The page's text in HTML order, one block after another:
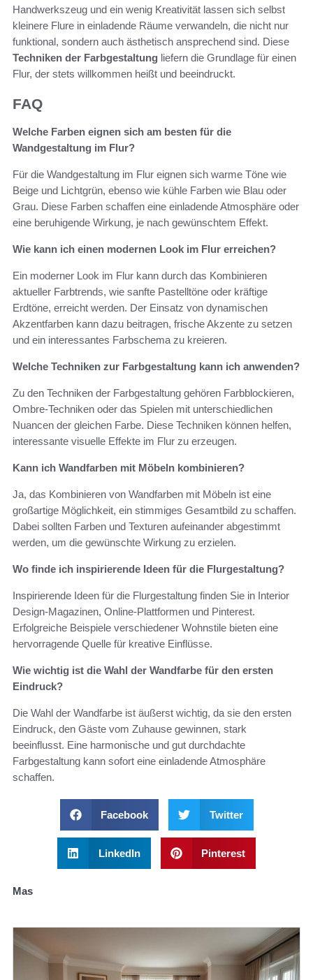
Handwerkszeug und ein wenig Kreativität lassen sich selbst
kleinere Flure in einladende Räume verwandeln, die nicht nur
funktional, sondern auch ästhetisch ansprechend sind. Diese
Techniken der Farbgestaltung liefern die Grundlage für einen
Flur, der stets willkommen heißt und beeindruckt.
FAQ
Welche Farben eignen sich am besten für die
Wandgestaltung im Flur?
Für die Wandgestaltung im Flur eignen sich warme Töne wie
Beige und Lichtgrün, ebenso wie kühle Farben wie Blau oder
Grau. Diese Farben schaffen eine einladende Atmosphäre oder
eine beruhigende Wirkung, je nach gewünschtem Effekt.
Wie kann ich einen modernen Look im Flur erreichen?
Ein moderner Look im Flur kann durch das Kombinieren
aktueller Farbtrends, wie sanfte Pastelltöne oder kräftige
Erdtöne, erreicht werden. Der Einsatz von dynamischen
Akzentfarben kann dazu beitragen, frische Akzente zu setzen
und ein interessantes Farbschema zu kreieren.
Welche Techniken zur Farbgestaltung kann ich anwenden?
Zu den Techniken der Farbgestaltung gehören Farbblockieren,
Ombre-Techniken oder das Spielen mit unterschiedlichen
Nuancen der gleichen Farbe. Diese Techniken können helfen,
interessante visuelle Effekte im Flur zu erzeugen.
Kann ich Wandfarben mit Möbeln kombinieren?
Ja, das Kombinieren von Wandfarben mit Möbeln ist eine
großartige Möglichkeit, ein stimmiges Gesamtbild zu schaffen.
Dabei sollten Farben und Texturen aufeinander abgestimmt
werden, um die gewünschte Wirkung zu erzielen.
Wo finde ich inspirierende Ideen für die Flurgestaltung?
Inspirierende Ideen für die Flurgestaltung finden Sie in Interior
Design-Magazinen, Online-Plattformen und Pinterest.
Erfolgreiche Beispiele verschiedener Wohnstile bieten eine
hervorragende Quelle für kreative Einflüsse.
Wie wichtig ist die Wahl der Wandfarbe für den ersten
Eindruck?
Die Wahl der Wandfarbe ist äußerst wichtig, da sie den ersten
Eindruck, den Gäste vom Zuhause gewinnen, stark
beeinflusst. Eine harmonische und gut durchdachte
Farbgestaltung kann sofort eine einladende Atmosphäre
schaffen.
Facebook Twitter
LinkedIn Pinterest
Mas